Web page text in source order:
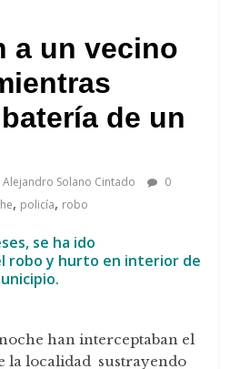
a un vecino
de un
Alejandro Solano Cintado
0
, policía, robo
se ha ido
robo y hurto en interior de
han interceptaban el
la localidad sustrayendo